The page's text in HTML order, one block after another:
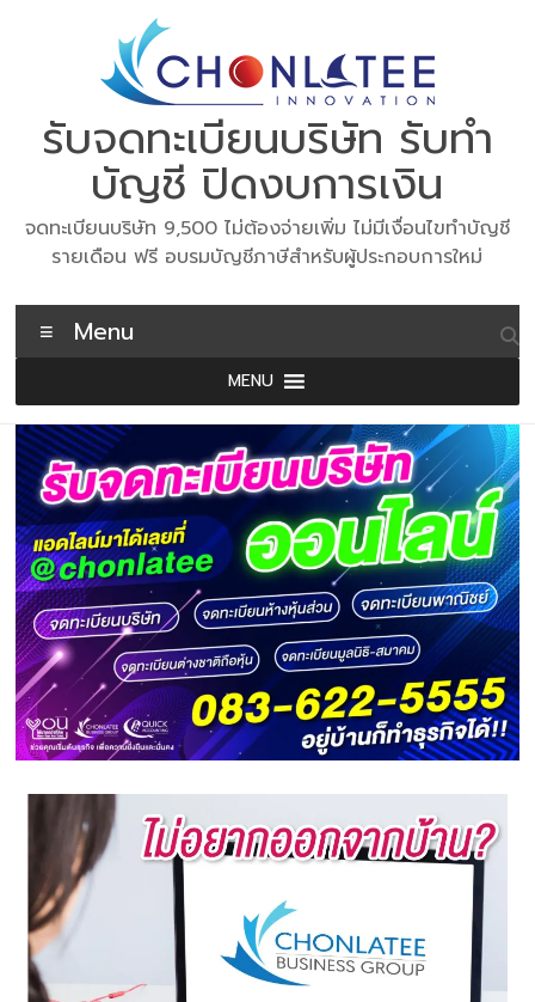
รับจดทะเบียนบริษัท รับทำ
บัญชี ปิดงบการเงิน
จดทะเบียนบริษัท 9,500 ไม่ต้องจ่ายเพิ่ม ไม่มีเงื่อนไขทำบัญชี
รายเดือน ฟรี อบรมบัญชีภาษีสำหรับผู้ประกอบการใหม่
Menu
MENU